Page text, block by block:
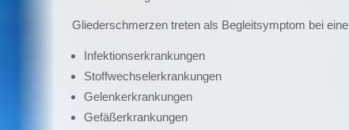
Gliederschmerzen treten als Begleitsymptom bei
Infektionserkrankungen
Stoffwechselerkrankungen
Gelenkerkrankungen
Gefäßerkrankungen